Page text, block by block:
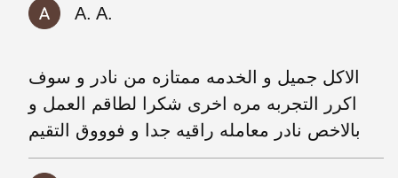
A. A.
الاكل جميل و الخدمه ممتازه من نادر و سوف
اكرر التجربه مره اخرى شكرا لطاقم العمل و
بالاخص نادر معامله راقيه جدا و فوووق التقيم